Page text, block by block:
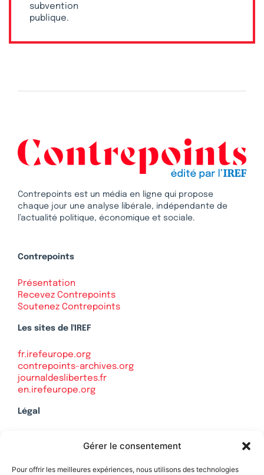
Gérer le consentement
Pour offrir les meilleures expériences, nous utilisons des technologies
subvention
publique.
Contrepoints est un média en ligne qui propose
chaque jour une analyse libérale, indépendante de
l’actualité politique, économique et sociale.
Contrepoints
Présentation
Recevez Contrepoints
Soutenez Contrepoints
Les sites de l'IREF
fr.irefeurope.org
contrepoints-archives.org
journaldeslibertes.fr
en.irefeurope.org
Légal
Politique de confidentialité